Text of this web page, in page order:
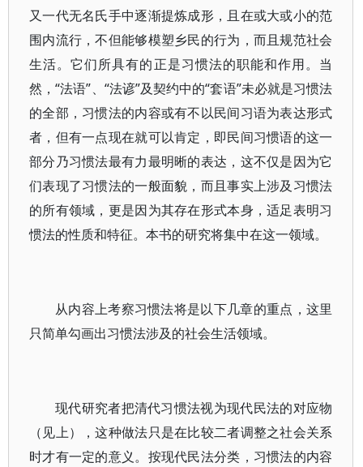
又一代无名氏手中逐渐提炼成形，且在或大或小的范
围内流行，不但能够模塑乡民的行为，而且规范社会
生活。它们所具有的正是习惯法的职能和作用。当
然，“法语”、“法谚”及契约中的“套语”未必就是习惯法
的全部，习惯法的内容或有不以民间习语为表达形式
者，但有一点现在就可以肯定，即民间习惯语的这一
部分乃习惯法最有力最明晰的表达，这不仅是因为它
们表现了习惯法的一般面貌，而且事实上涉及习惯法
的所有领域，更是因为其存在形式本身，适足表明习
惯法的性质和特征。本书的研究将集中在这一领域。
从内容上考察习惯法将是以下几章的重点，这里
只简单勾画出习惯法涉及的社会生活领域。
现代研究者把清代习惯法视为现代民法的对应物
（见上），这种做法只是在比较二者调整之社会关系
时才有一定的意义。按现代民法分类，习惯法的内容